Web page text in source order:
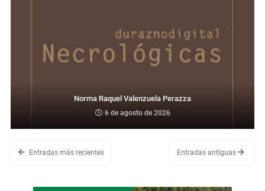
Norma Raquel Valenzuela Perazza
6 de agosto de 2026
Entradas más recientes Entradas antiguas